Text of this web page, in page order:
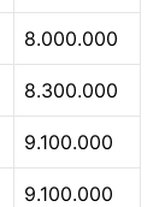
8.000.000
8.300.000
9.100.000
9.100.000